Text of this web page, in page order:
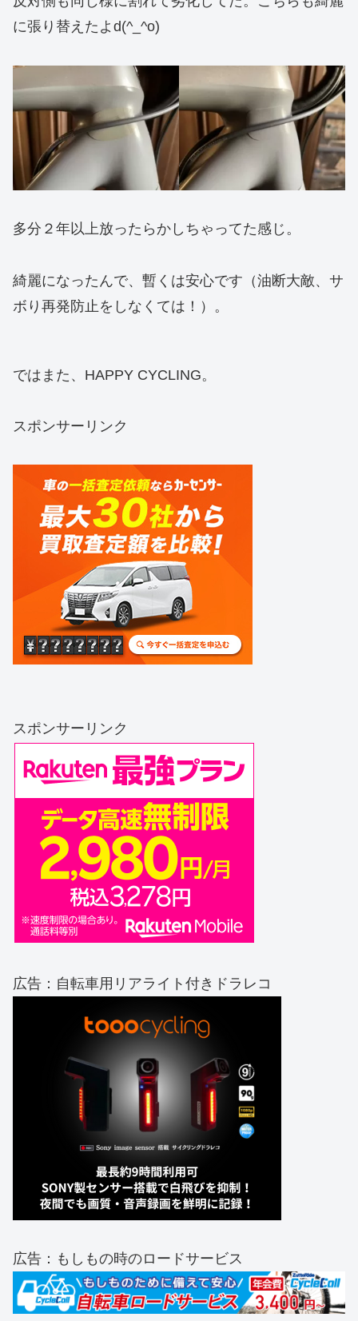
に張り替えたよd(^_^o)
多分２年以上放ったらかしちゃってた感じ。
綺麗になったんで、暫くは安心です（油断大敵、サ
ボり再発防止をしなくては！）。
ではまた、HAPPY CYCLING。
スポンサーリンク
スポンサーリンク
広告：自転車用リアライト付きドラレコ
広告：もしもの時のロードサービス